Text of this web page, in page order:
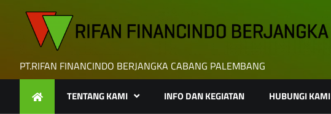
PT.RIFAN FINANCINDO BERJANGKA CABANG PALEMBANG
TENTANG KAMI INFO DAN KEGIATAN HUBUNGI KAMI